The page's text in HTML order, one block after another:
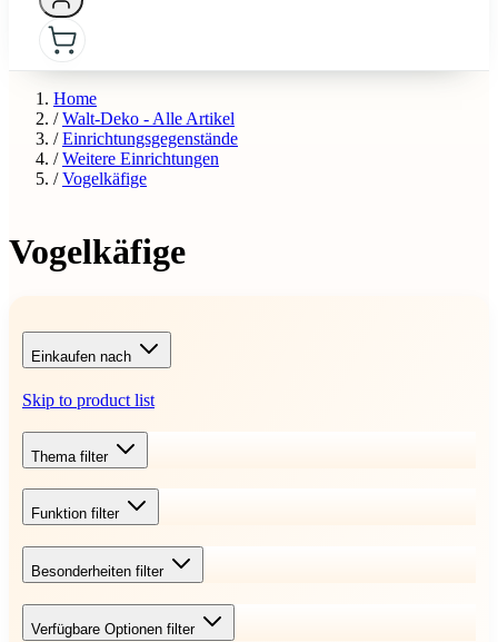
Home
/ Walt-Deko - Alle Artikel
/ Einrichtungsgegenstände
/ Weitere Einrichtungen
/ Vogelkäfige
Vogelkäfige
Einkaufen nach
Skip to product list
Thema filter
Funktion filter
Besonderheiten filter
Verfügbare Optionen filter